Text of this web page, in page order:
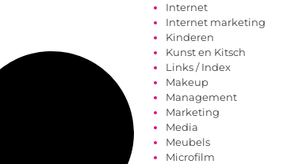
Internet
Internet marketing
Kinderen
Kunst en Kitsch
Links / Index
Makeup
Management
Marketing
Media
Meubels
Microfilm